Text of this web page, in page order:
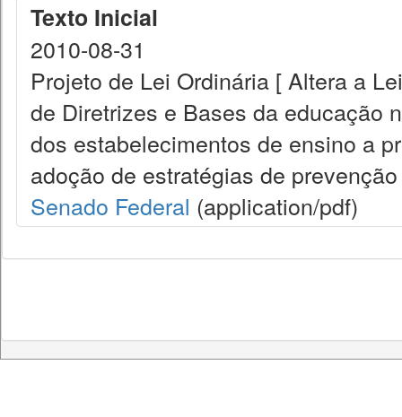
Texto Inicial
2010-08-31
Projeto de Lei Ordinária [ Altera a
de Diretrizes e Bases da educação
dos estabelecimentos de ensino a
adoção de estratégias de
Senado Federal (application/pdf)